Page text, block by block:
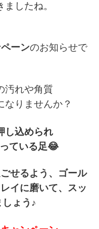
したね。
ーンのお知らせで
汚れや角質
なりませんか？
し込められ
ている足😂
せるよう、
ゴール
イに磨いて、 スッ
ょう♪